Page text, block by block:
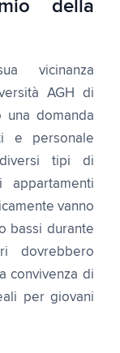
della
vicinanza
AGH di
una domanda
e personale
tipi di
vanno
bassi durante
dovrebbero
convivenza di
per giovani